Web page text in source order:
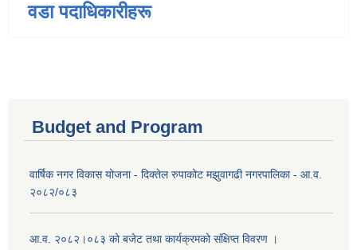
वडा पदाधिकारीहरू
Budget and Program
वार्षिक नगर विकास योजना - दिक्तेल रुपाकोट मझुवागढी नगरपालिका - आ.व.
२०८२/०८३
आ.व. २०८२।०८३ को बजेट तथा कार्यक्रमको संक्षिप्त विवरण ।